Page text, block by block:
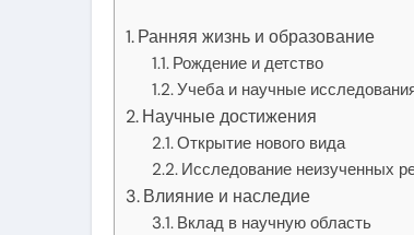
Ранняя жизнь и образование
Рождение и детство
Учеба и научные
Научные достижения
Открытие нового вида
Исследование неизученных
Влияние и наследие
Вклад в научную область